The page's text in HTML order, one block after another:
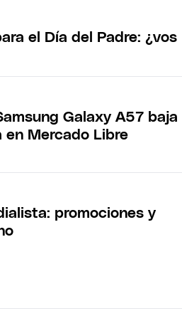
el Día del Padre: ¿vos
Galaxy A57 baja
en Mercado Libre
promociones y